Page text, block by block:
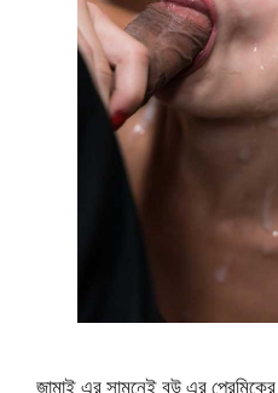
জামাই এর সামনেই বউ এর প্রেমিকের